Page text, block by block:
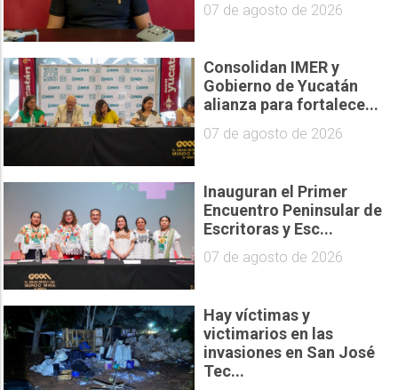
07 de agosto de 2026
Consolidan IMER y
Gobierno de Yucatán
alianza para fortalece...
07 de agosto de 2026
Inauguran el Primer
Encuentro Peninsular de
Escritoras y Esc...
07 de agosto de 2026
Hay víctimas y
victimarios en las
invasiones en San José
Tec...